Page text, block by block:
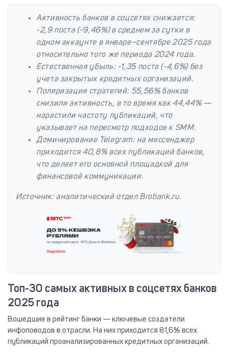
Активность банков в соцсетях снижается:
-2,9 поста (-9,46%) в среднем за сутки в
одном аккаунте в январе–сентябре 2025 года
относительно того же периода 2024 года.
Естественная убыль: -1,35 поста (-4,6%) без
учета закрытых кредитных организаций.
Поляризация стратегий: 55,56% банков
снизили активность, в то время как 44,44% —
нарастили частоту публикаций, что
указывает на пересмотр подходов к SMM.
Доминирование Telegram: на мессенджер
приходится 40,8% всех публикаций банков,
что делает его основной площадкой для
финансовой коммуникации.
Источник: аналитический отдел Brobank.ru.
Топ-30 самых активных в соцсетях банков
2025 года
Вошедшие в рейтинг банки — ключевые создатели
инфоповодов в отрасли. На них приходится 81,6% всех
публикаций проанализированных кредитных организаций.